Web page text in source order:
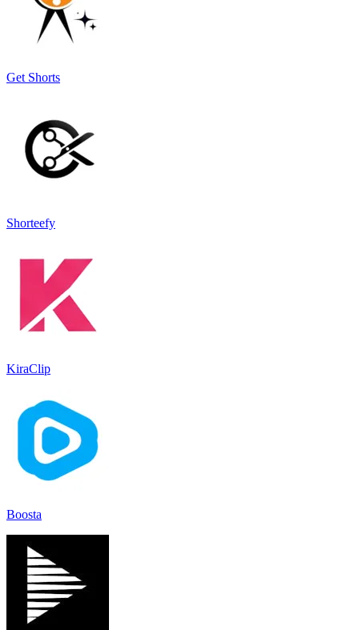
Get Shorts
Shorteefy
KiraClip
Boosta